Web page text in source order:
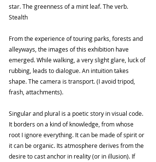
star. The greenness of a mint leaf. The verb.
Stealth
From the experience of touring parks, forests and
alleyways, the images of this exhibition have
emerged. While walking, a very slight glare, luck of
rubbing, leads to dialogue. An intuition takes
shape. The camera is transport. (I avoid tripod,
frash, attachments).
Singular and plural is a poetic story in visual code.
It borders on a kind of knowledge, from whose
root I ignore everything. It can be made of spirit or
it can be organic. Its atmosphere derives from the
desire to cast anchor in reality (or in illusion). If